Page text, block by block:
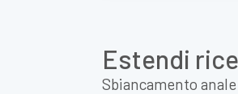
Estendi
Sbiancamento